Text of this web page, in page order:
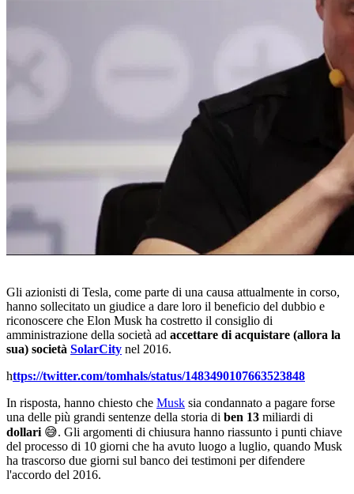
Gli azionisti di Tesla, come parte di una causa attualmente in corso,
hanno sollecitato un giudice a dare loro il beneficio del dubbio e
riconoscere che Elon Musk ha costretto il consiglio di
amministrazione della società ad accettare di acquistare (allora la
sua) società SolarCity nel 2016.
https://twitter.com/tomhals/status/1483490107663523848
In risposta, hanno chiesto che Musk sia condannato a pagare forse
una delle più grandi sentenze della storia di ben 13 miliardi di
dollari 😅. Gli argomenti di chiusura hanno riassunto i punti chiave
del processo di 10 giorni che ha avuto luogo a luglio, quando Musk
ha trascorso due giorni sul banco dei testimoni per difendere
l'accordo del 2016.